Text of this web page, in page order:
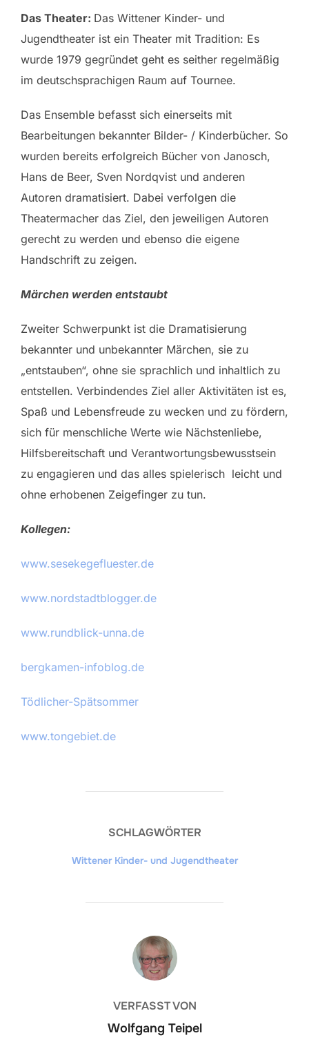
Das Theater: Das Wittener Kinder- und
Jugendtheater ist ein Theater mit Tradition: Es
wurde 1979 gegründet geht es seither regelmäßig
im deutschsprachigen Raum auf Tournee.
Das Ensemble befasst sich einerseits mit
Bearbeitungen bekannter Bilder- / Kinderbücher. So
wurden bereits erfolgreich Bücher von Janosch,
Hans de Beer, Sven Nordqvist und anderen
Autoren dramatisiert. Dabei verfolgen die
Theatermacher das Ziel, den jeweiligen Autoren
gerecht zu werden und ebenso die eigene
Handschrift zu zeigen.
Märchen werden entstaubt
Zweiter Schwerpunkt ist die Dramatisierung
bekannter und unbekannter Märchen, sie zu
„entstauben“, ohne sie sprachlich und inhaltlich zu
entstellen. Verbindendes Ziel aller Aktivitäten ist es,
Spaß und Lebensfreude zu wecken und zu fördern,
sich für menschliche Werte wie Nächstenliebe,
Hilfsbereitschaft und Verantwortungsbewusstsein
zu engagieren und das alles spielerisch leicht und
ohne erhobenen Zeigefinger zu tun.
Kollegen:
www.sesekegefluester.de
www.nordstadtblogger.de
www.rundblick-unna.de
bergkamen-infoblog.de
Tödlicher-Spätsommer
www.tongebiet.de
SCHLAGWÖRTER
Wittener Kinder- und Jugendtheater
BEITRAGSAUTOR
VERFASST VON
Wolfgang Teipel